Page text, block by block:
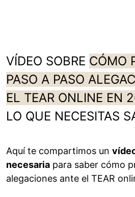
VÍDEO SOBRE CÓMO
PASO A PASO
EL TEAR ONLINE EN
LO QUE NECESITAS
Aquí te compartimos un
necesaria para saber cómo
alegaciones ante el TEAR